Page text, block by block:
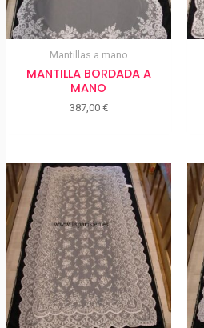
Mantillas a mano
MANTILLA BORDADA A
MANO
387,00 €